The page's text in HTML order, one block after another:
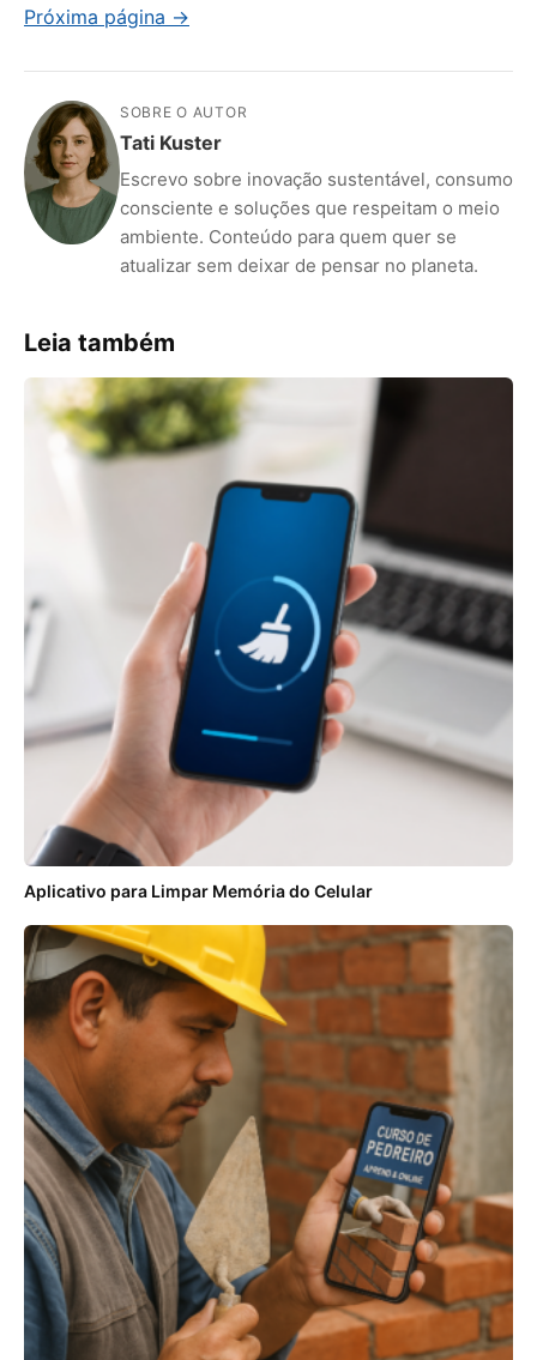
Próxima página →
SOBRE O AUTOR
Tati Kuster
Escrevo sobre inovação sustentável, consumo
consciente e soluções que respeitam o meio
ambiente. Conteúdo para quem quer se
atualizar sem deixar de pensar no planeta.
Leia também
Aplicativo para Limpar Memória do Celular